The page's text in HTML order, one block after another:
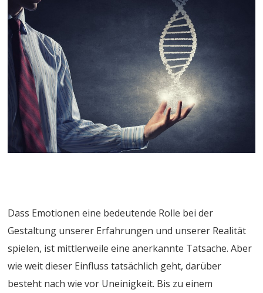
Dass Emotionen eine bedeutende Rolle bei der
Gestaltung unserer Erfahrungen und unserer Realität
spielen, ist mittlerweile eine anerkannte Tatsache. Aber
wie weit dieser Einfluss tatsächlich geht, darüber
besteht nach wie vor Uneinigkeit. Bis zu einem